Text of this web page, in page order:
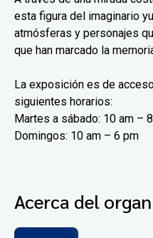
esta figura del imaginario
atmósferas y personajes
que han marcado la
La exposición es de
siguientes horarios:
Martes a sábado: 10 am –
Domingos: 10 am – 6 pm
Acerca del